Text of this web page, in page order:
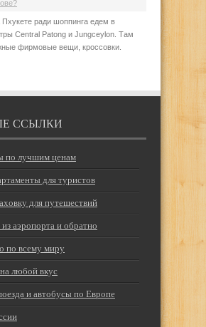
ради шоппинга едем в
Central Patong и Jungceylon. Там
фирмовые вещи, кроссовки.
ССЫЛКИ
по лучшим ценам
для туристов
для путешествий
аэропорта и обратно
по всему миру
любой вкус
и автобусы по Европе